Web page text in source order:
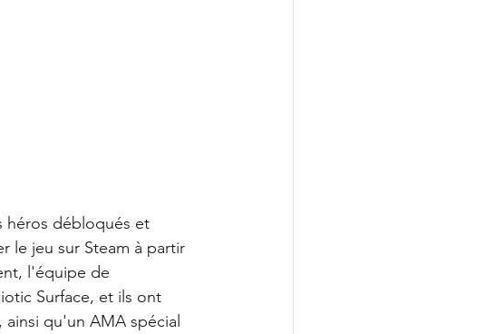
héros débloqués et
le jeu sur Steam à partir
l'équipe de
Surface, et ils ont
qu'un AMA spécial